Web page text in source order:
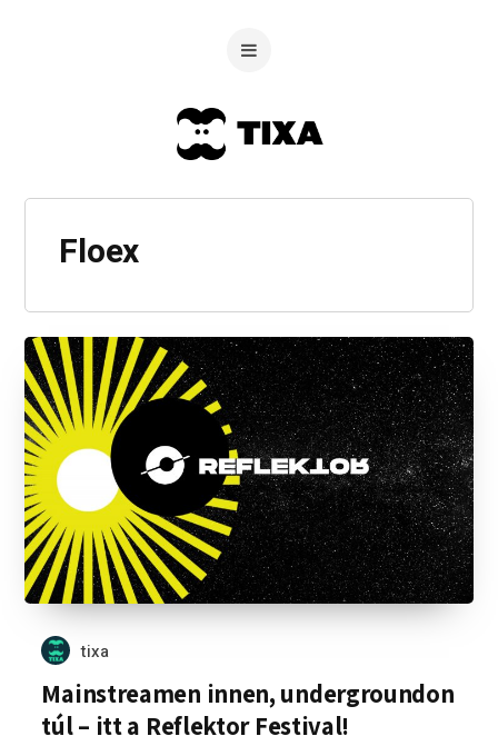
Floex
tixa
Mainstreamen innen, undergroundon
túl – itt a Reflektor Festival!